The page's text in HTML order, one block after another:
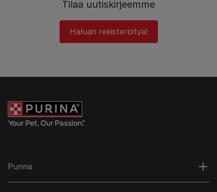
Tilaa uutiskirjeemme
Haluan rekisteröityä!
Purina